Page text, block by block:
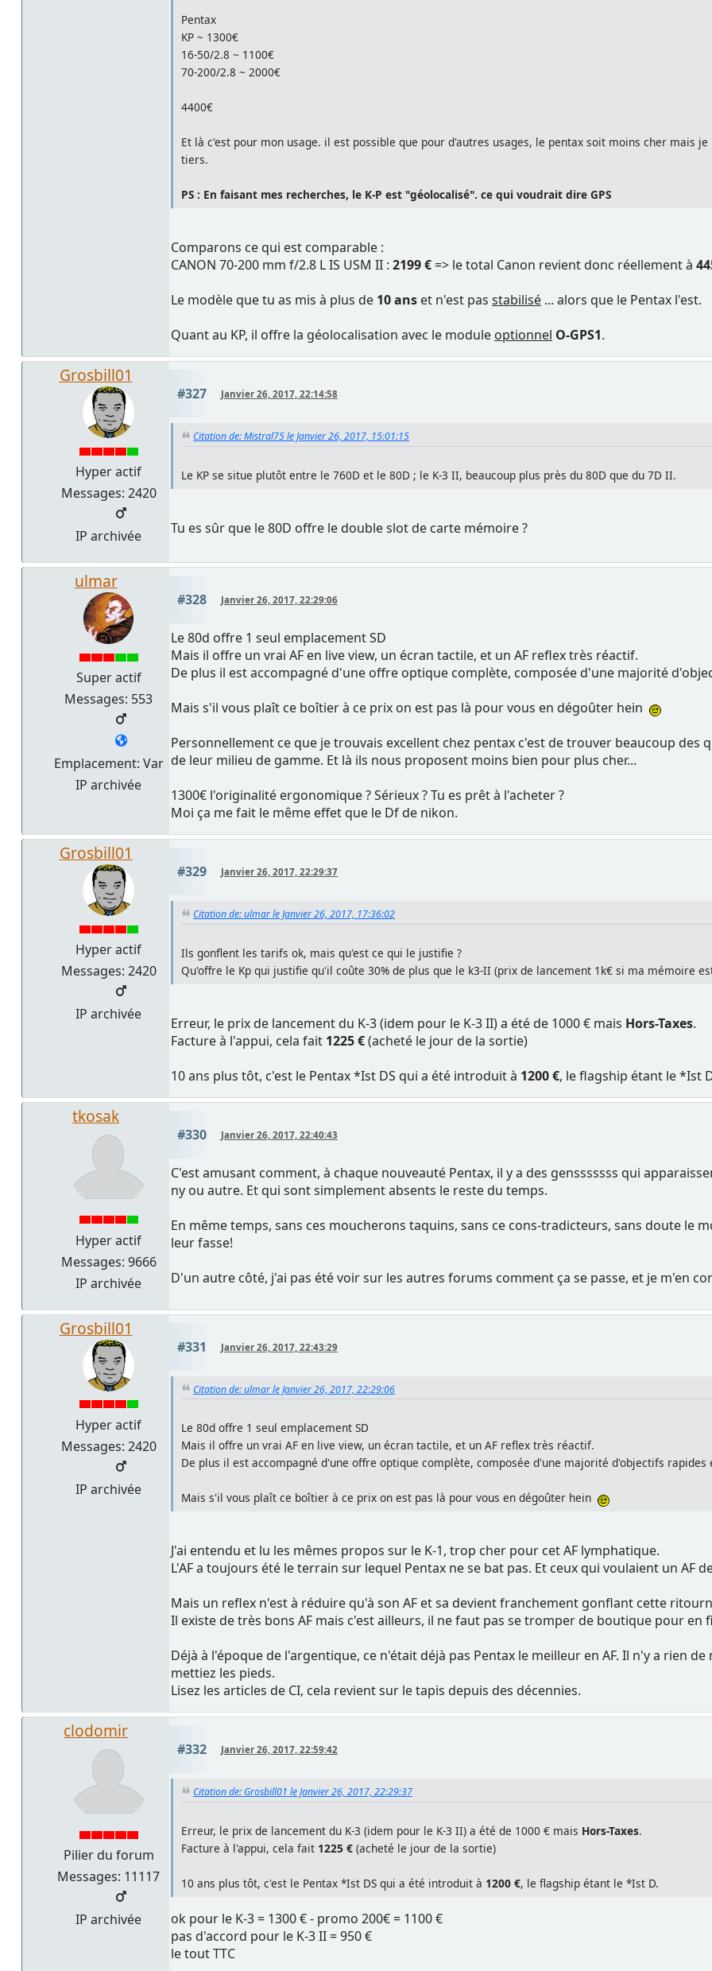
Pentax
KP ~ 1300€
16-50/2.8 ~ 1100€
70-200/2.8 ~ 2000€
4400€
Et là c'est pour mon usage. il est possible que pour d'autres usages, le pentax soit moins cher mais
tiers.
PS : En faisant mes recherches, le K-P est "géolocalisé". ce qui voudrait dire GPS
Comparons ce qui est comparable :
CANON 70-200 mm f/2.8 L IS USM II : 2199 € => le total Canon revient donc réellement à
Le modèle que tu as mis à plus de 10 ans et n'est pas stabilisé ... alors que le Pentax l'est.
Quant au KP, il offre la géolocalisation avec le module optionnel O-GPS1.
Grosbill01
Hyper actif
Messages: 2420
IP archivée
#327 Janvier 26, 2017, 22:14:58
Citation de: Mistral75 le Janvier 26, 2017, 15:01:15
Le KP se situe plutôt entre le 760D et le 80D ; le K-3 II, beaucoup plus près du 80D que du 7D II.
Tu es sûr que le 80D offre le double slot de carte mémoire ?
ulmar
Super actif
Messages: 553
Emplacement: Var
IP archivée
#328 Janvier 26, 2017, 22:29:06
Le 80d offre 1 seul emplacement SD
Mais il offre un vrai AF en live view, un écran tactile, et un AF reflex très réactif.
De plus il est accompagné d'une offre optique complète, composée d'une majorité
Mais s'il vous plaît ce boîtier à ce prix on est pas là pour vous en dégoûter hein
Personnellement ce que je trouvais excellent chez pentax c'est de trouver beaucoup
de leur milieu de gamme. Et là ils nous proposent moins bien pour plus cher...
1300€ l'originalité ergonomique ? Sérieux ? Tu es prêt à l'acheter ?
Moi ça me fait le même effet que le Df de nikon.
Grosbill01
Hyper actif
Messages: 2420
IP archivée
#329 Janvier 26, 2017, 22:29:37
Citation de: ulmar le Janvier 26, 2017, 17:36:02
Ils gonflent les tarifs ok, mais qu'est ce qui le justifie ?
Qu'offre le Kp qui justifie qu'il coûte 30% de plus que le k3-II (prix de lancement 1k€ si ma mémoire
Erreur, le prix de lancement du K-3 (idem pour le K-3 II) a été de 1000 € mais Hors-Taxes.
Facture à l'appui, cela fait 1225 €(acheté le jour de la sortie)
10 ans plus tôt, c'est le Pentax *Ist DS qui a été introduit à 1200 €, le flagship étant le *Ist
tkosak
Hyper actif
Messages: 9666
IP archivée
#330 Janvier 26, 2017, 22:40:43
C'est amusant comment, à chaque nouveauté Pentax, il y a des gensssssss qui
ny ou autre. Et qui sont simplement absents le reste du temps.
En même temps, sans ces moucherons taquins, sans ce cons-tradicteurs, sans doute le
leur fasse!
D'un autre côté, j'ai pas été voir sur les autres forums comment ça se passe, et je m'en
Grosbill01
Hyper actif
Messages: 2420
IP archivée
#331 Janvier 26, 2017, 22:43:29
Citation de: ulmar le Janvier 26, 2017, 22:29:06
Le 80d offre 1 seul emplacement SD
Mais il offre un vrai AF en live view, un écran tactile, et un AF reflex très réactif.
De plus il est accompagné d'une offre optique complète, composée d'une majorité d'objectifs rapides
Mais s'il vous plaît ce boîtier à ce prix on est pas là pour vous en dégoûter hein
J'ai entendu et lu les mêmes propos sur le K-1, trop cher pour cet AF lymphatique.
L'AF a toujours été le terrain sur lequel Pentax ne se bat pas. Et ceux qui voulaient un AF
Mais un reflex n'est à réduire qu'à son AF et sa devient franchement gonflant cette
Il existe de très bons AF mais c'est ailleurs, il ne faut pas se tromper de boutique pour en
Déjà à l'époque de l'argentique, ce n'était déjà pas Pentax le meilleur en AF. Il n'y a rien
mettiez les pieds.
Lisez les articles de CI, cela revient sur le tapis depuis des décennies.
clodomir
Pilier du forum
Messages: 11117
IP archivée
#332 Janvier 26, 2017, 22:59:42
Citation de: Grosbill01 le Janvier 26, 2017, 22:29:37
Erreur, le prix de lancement du K-3 (idem pour le K-3 II) a été de 1000 € mais Hors-Taxes.
Facture à l'appui, cela fait 1225 € (acheté le jour de la sortie)
10 ans plus tôt, c'est le Pentax *Ist DS qui a été introduit à 1200 €, le flagship étant le *Ist D.
ok pour le K-3 = 1300 € - promo 200€ = 1100 €
pas d'accord pour le K-3 II = 950 €
le tout TTC